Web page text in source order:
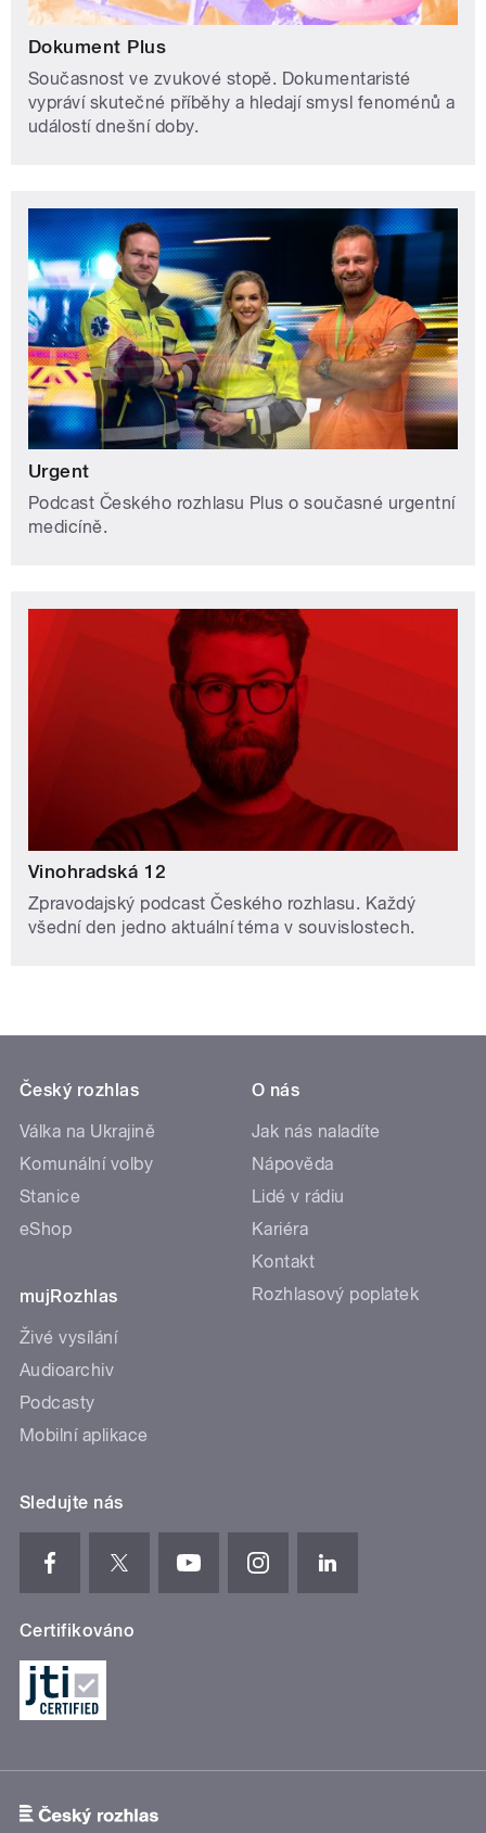
Dokument Plus
Současnost ve zvukové stopě. Dokumentaristé
vypráví skutečné příběhy a hledají smysl fenoménů a
událostí dnešní doby.
Urgent
Podcast Českého rozhlasu Plus o současné urgentní
medicíně.
Vinohradská 12
Zpravodajský podcast Českého rozhlasu. Každý
všední den jedno aktuální téma v souvislostech.
Český rozhlas
Válka na Ukrajině
Komunální volby
Stanice
eShop
mujRozhlas
Živé vysílání
Audioarchiv
Podcasty
Mobilní aplikace
O nás
Jak nás naladíte
Nápověda
Lidé v rádiu
Kariéra
Kontakt
Rozhlasový poplatek
Sledujte nás
Certifikováno